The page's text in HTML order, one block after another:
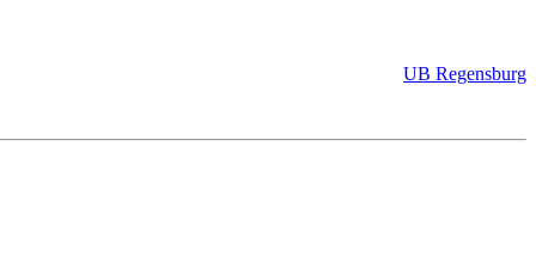
UB Regensburg